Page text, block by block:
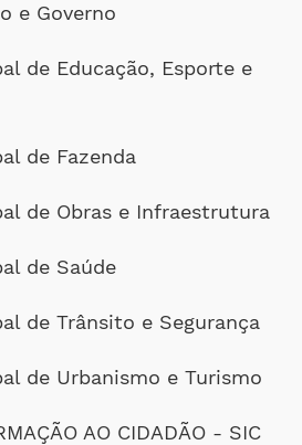
e Governo
de Educação, Esporte e
de Fazenda
de Obras e Infraestrutura
de Saúde
de Trânsito e Segurança
de Urbanismo e Turismo
AO CIDADÃO - SIC